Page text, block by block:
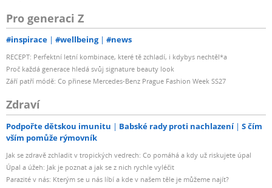
Pro generaci Z
#inspirace #wellbeing #news
RECEPT: Perfektní letní kombinace, které tě zchladí, i kdybys nechtěl*a
Proč každá generace hledá svůj signature beauty look
Září patří módě: Co přinese Mercedes-Benz Prague Fashion Week SS27
Zdraví
Podpořte dětskou imunitu Babské rady proti nachlazení
S čím
vším pomůže rýmovník
Jak se zdravě zchladit v tropických vedrech: Co pomáhá a kdy už riskujete úpal
Úpal a úžeh: Jak je poznat a jak se z nich rychle vyléčit
Parazité v nás: Kterým se u nás líbí a kde v našem těle je můžeme najít?